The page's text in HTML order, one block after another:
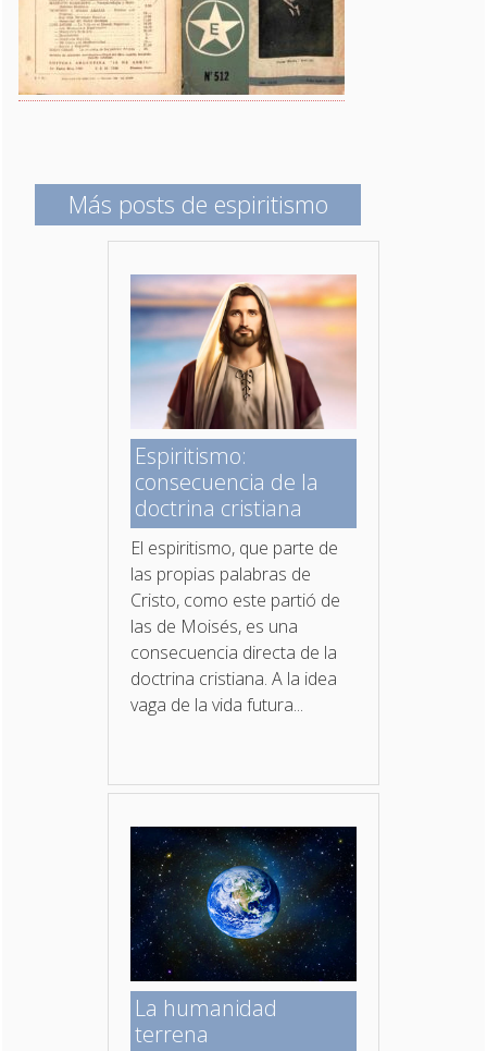
Más posts de espiritismo
Espiritismo:
consecuencia de la
doctrina cristiana
El espiritismo, que parte de
las propias palabras de
Cristo, como este partió de
las de Moisés, es una
consecuencia directa de la
doctrina cristiana. A la idea
vaga de la vida futura...
La humanidad
terrena